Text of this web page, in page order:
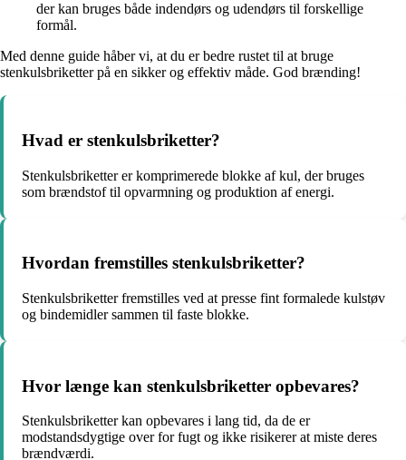
der kan bruges både indendørs og udendørs til forskellige
formål.
Med denne guide håber vi, at du er bedre rustet til at bruge
stenkulsbriketter på en sikker og effektiv måde. God brænding!
Hvad er stenkulsbriketter?
Stenkulsbriketter er komprimerede blokke af kul, der bruges
som brændstof til opvarmning og produktion af energi.
Hvordan fremstilles stenkulsbriketter?
Stenkulsbriketter fremstilles ved at presse fint formalede kulstøv
og bindemidler sammen til faste blokke.
Hvor længe kan stenkulsbriketter opbevares?
Stenkulsbriketter kan opbevares i lang tid, da de er
modstandsdygtige over for fugt og ikke risikerer at miste deres
brændværdi.